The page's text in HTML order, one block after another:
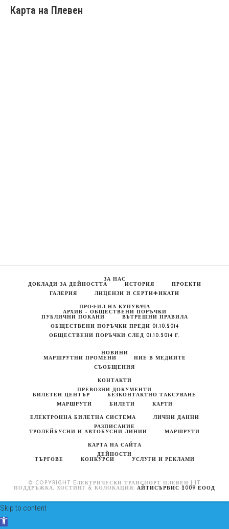
Карта на Плевен
ЗА НАС
ДОКЛАДИ ЗА ДЕЙНОСТТА
ИСТОРИЯ
ПРОЕКТИ
ГАЛЕРИЯ
ЛИЦЕНЗИ И СЕРТИФИКАТИ
ПРОФИЛ НА КУПУВАЧА
АРХИВ – ОБЩЕСТВЕНИ ПОРЪЧКИ
ПУБЛИЧНИ ПОКАНИ
ВЪТРЕШНИ ПРАВИЛА
ОБЩЕСТВЕНИ ПОРЪЧКИ ПРЕДИ 01.10.2014
ОБЩЕСТВЕНИ ПОРЪЧКИ СЛЕД 01.10.2014 Г.
НОВИНИ
МАРШРУТНИ ПРОМЕНИ
НИЕ В МЕДИИТЕ
СЪОБЩЕНИЯ
КОНТАКТИ
ПРЕВОЗНИ ДОКУМЕНТИ
БИЛЕТЕН ЦЕНТЪР
БЕЗКОНТАКТНО ТАКСУВАНЕ
МАРШРУТИ
БИЛЕТИ КАРТИ
ЕЛЕКТРОННА БИЛЕТНА СИСТЕМА
ЛИЧНИ ДАННИ
РАЗПИСАНИЕ
ТРОЛЕЙБУСНИ И АВТОБУСНИ ЛИНИИ
МАРШРУТИ
КАРТА НА САЙТА
ДЕЙНОСТИ
ТЪРГОВЕ
КОНКУРСИ УСЛУГИ И РЕКЛАМИ
© COPYRIGHT EЛЕКТРИЧЕСКИ ТРАНСПОРТ ПЛЕВЕН | IT
ПОДДРЪЖКА, ХОСТИНГ & КОЛОКАЦИЯ: АЙТИСЪРВИС 2009 ЕООД
Skip to content
Open toolbar